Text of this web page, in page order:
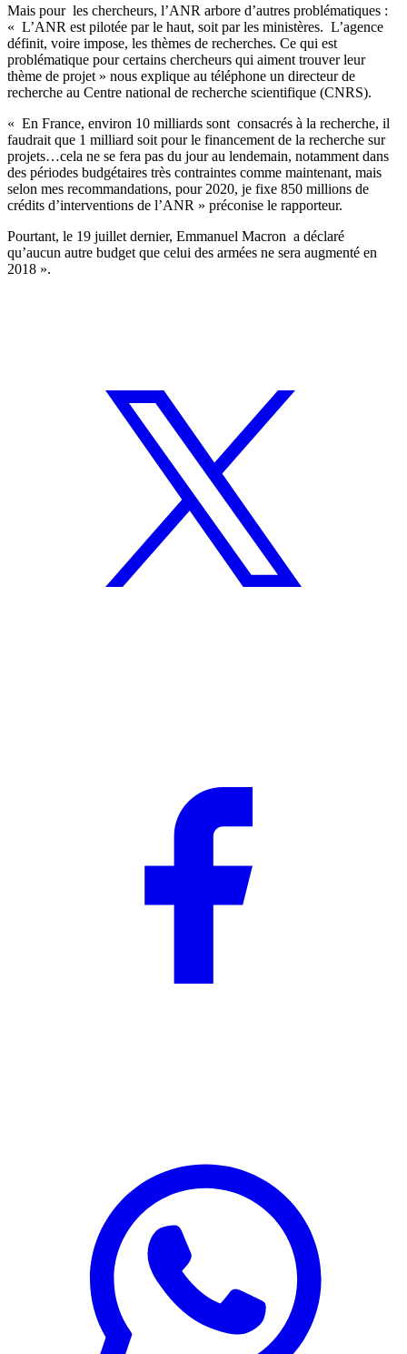
Mais pour les chercheurs, l’ANR arbore d’autres problématiques :
« L’ANR est pilotée par le haut, soit par les ministères. L’agence
définit, voire impose, les thèmes de recherches. Ce qui est
problématique pour certains chercheurs qui aiment trouver leur
thème de projet » nous explique au téléphone un directeur de
recherche au Centre national de recherche scientifique (CNRS).
« En France, environ 10 milliards sont consacrés à la recherche, il
faudrait que 1 milliard soit pour le financement de la recherche sur
projets…cela ne se fera pas du jour au lendemain, notamment dans
des périodes budgétaires très contraintes comme maintenant, mais
selon mes recommandations, pour 2020, je fixe 850 millions de
crédits d’interventions de l’ANR » préconise le rapporteur.
Pourtant, le 19 juillet dernier, Emmanuel Macron a déclaré
qu’aucun autre budget que celui des armées ne sera augmenté en
2018 ».